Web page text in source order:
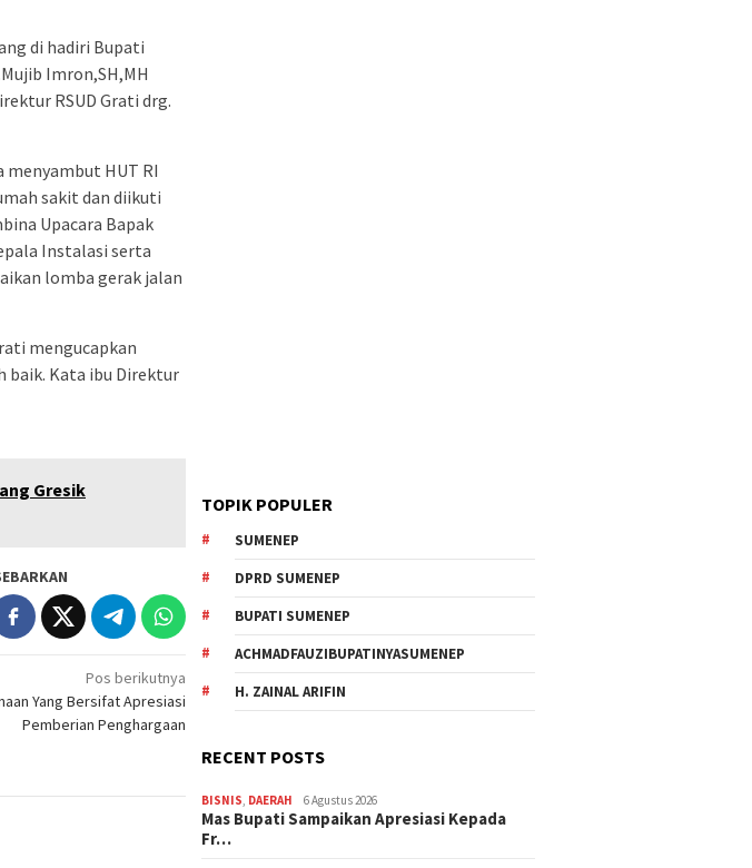
di hadiri Bupati
Imron,SH,MH
RSUD Grati drg.
menyambut HUT RI
sakit dan diikuti
Upacara Bapak
Instalasi serta
lomba gerak jalan
mengucapkan
baik. Kata ibu Direktur
Gresik
Pos berikutnya
Yang Bersifat Apresiasi
Pemberian Penghargaan
TOPIK POPULER
SUMENEP
DPRD SUMENEP
BUPATI SUMENEP
ACHMADFAUZIBUPATINYASUMENEP
H. ZAINAL ARIFIN
RECENT POSTS
BISNIS, DAERAH 6 Agustus 2026
Mas Bupati Sampaikan Apresiasi Kepada
Fr…